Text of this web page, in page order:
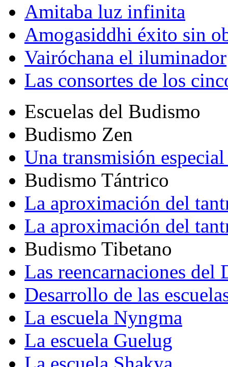
Amitaba luz infinita
Amogasiddhi éxito sin
Vairóchana el iluminador
Las consortes de los
Escuelas del Budismo
Budismo Zen
Una transmisión
Budismo Tántrico
La aproximación del
La aproximación del
Budismo Tibetano
Las reencarnaciones del
Desarrollo de las
La escuela Nyngma
La escuela Guelug